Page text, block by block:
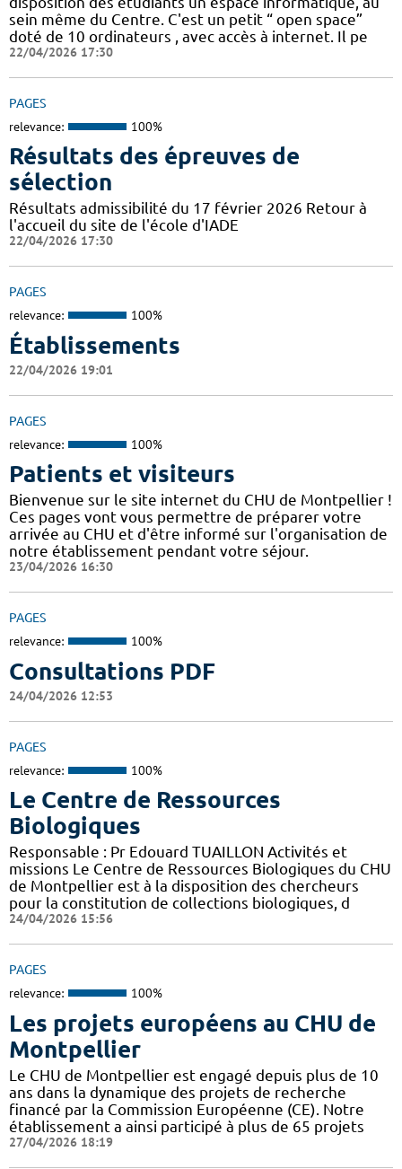
sein même du Centre. C'est un petit “ open space”
doté de 10 ordinateurs , avec accès à internet. Il pe
22/04/2026 17:30
PAGES
relevance: 100%
Résultats des épreuves de
sélection
Résultats admissibilité du 17 février 2026 Retour à
l'accueil du site de l'école d'IADE
22/04/2026 17:30
PAGES
relevance: 100%
Établissements
22/04/2026 19:01
PAGES
relevance: 100%
Patients et visiteurs
Bienvenue sur le site internet du CHU de Montpellier !
Ces pages vont vous permettre de préparer votre
arrivée au CHU et d'être informé sur l'organisation de
notre établissement pendant votre séjour.
23/04/2026 16:30
PAGES
relevance: 100%
Consultations PDF
24/04/2026 12:53
PAGES
relevance: 100%
Le Centre de Ressources
Biologiques
Responsable : Pr Edouard TUAILLON Activités et
missions Le Centre de Ressources Biologiques du CHU
de Montpellier est à la disposition des chercheurs
pour la constitution de collections biologiques, d
24/04/2026 15:56
PAGES
relevance: 100%
Les projets européens au CHU de
Montpellier
Le CHU de Montpellier est engagé depuis plus de 10
ans dans la dynamique des projets de recherche
financé par la Commission Européenne (CE). Notre
établissement a ainsi participé à plus de 65 projets
27/04/2026 18:19